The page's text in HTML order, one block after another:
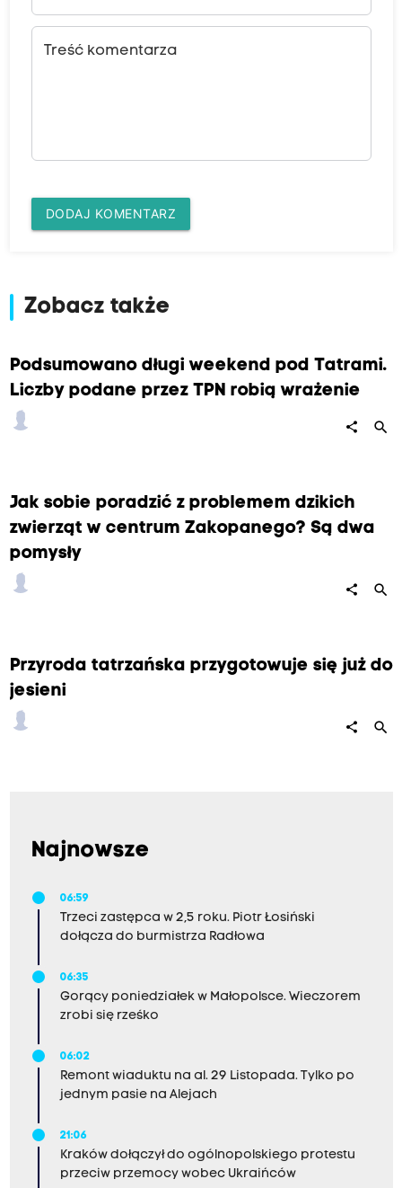
Treść komentarza
DODAJ KOMENTARZ
Zobacz także
Podsumowano długi weekend pod Tatrami.
Liczby podane przez TPN robią wrażenie
share search
Jak sobie poradzić z problemem dzikich
zwierząt w centrum Zakopanego? Są dwa
pomysły
share search
Przyroda tatrzańska przygotowuje się już do
jesieni
share search
Najnowsze
06:59
Trzeci zastępca w 2,5 roku. Piotr Łosiński
dołącza do burmistrza Radłowa
06:35
Gorący poniedziałek w Małopolsce. Wieczorem
zrobi się rześko
06:02
Remont wiaduktu na al. 29 Listopada. Tylko po
jednym pasie na Alejach
21:06
Kraków dołączył do ogólnopolskiego protestu
przeciw przemocy wobec Ukraińców